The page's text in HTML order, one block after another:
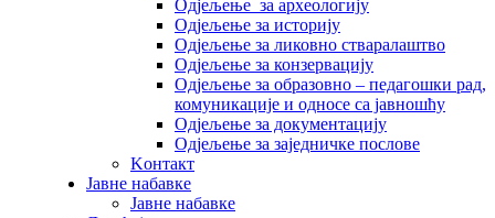
Одјељење за археологију
Одјељење за историју
Одјељење за ликовно стваралаштво
Одјељење за конзервацију
Одјељење за образовно – педагошки рад,
комуникације и односе са јавношћу
Одјељење за документацију
Одјељење за заједничке послове
Kонтакт
Јавне набавке
Јавне набавке